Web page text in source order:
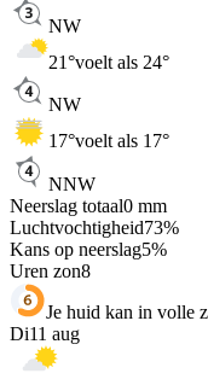
NW
21°voelt als 24°
NW
17°voelt als 17°
NNW
Neerslag totaal0 mm
Luchtvochtigheid73%
Kans op neerslag5%
Uren zon8
Je huid kan in volle
Di11 aug